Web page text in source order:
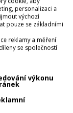
personalizaci a
výchozí
pouze se základními
reklamy a měření
se společností
výkonu